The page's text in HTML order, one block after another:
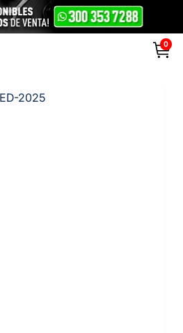
0